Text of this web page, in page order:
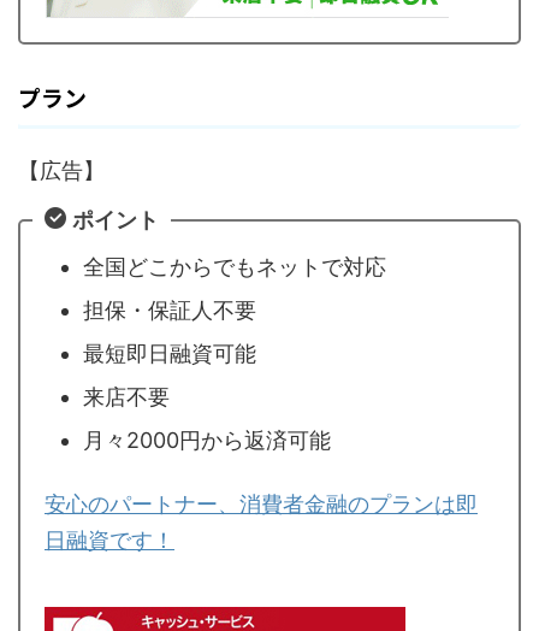
プラン
【広告】
ポイント
全国どこからでもネットで対応
担保・保証人不要
最短即日融資可能
来店不要
月々2000円から返済可能
安心のパートナー、消費者金融のプランは即
日融資です！